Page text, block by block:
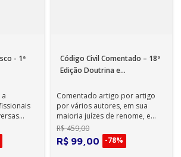
- 1ª
Os
Código Civil Comentado – 18ª
Edição Doutrina e
de 10.01.2002
Comentado artigo por artigo
por vários autores, em sua
maioria juízes de renome, e
enriquecido por grande
variedade de r...
R$459,00
R$ 99 00 -78%